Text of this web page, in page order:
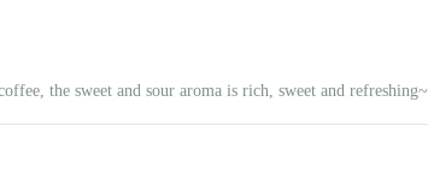
the sweet and sour aroma is rich, sweet and refreshing~